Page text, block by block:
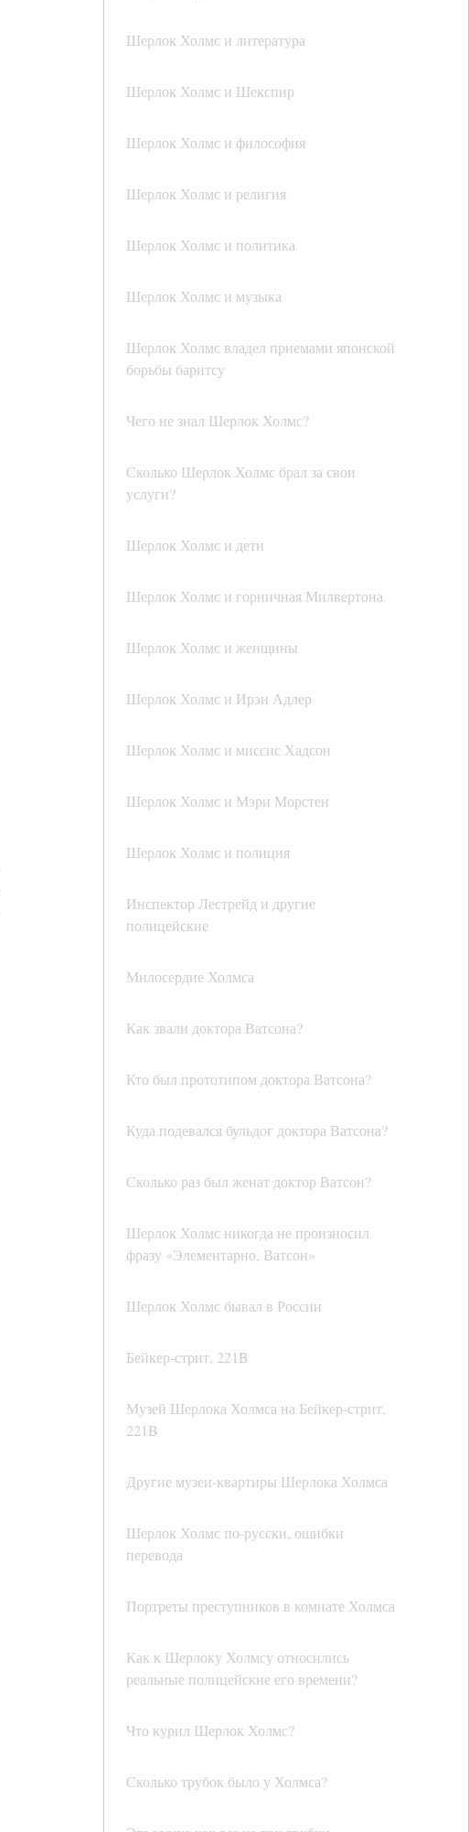
Шерлок Холмс и литература
Шерлок Холмс и Шекспир
Шерлок Холмс и философия
Шерлок Холмс и религия
Шерлок Холмс и политика
Шерлок Холмс и музыка
Шерлок Холмс владел приемами японской
борьбы баритсу
Чего не знал Шерлок Холмс?
Сколько Шерлок Холмс брал за свои
услуги?
Шерлок Холмс и дети
Шерлок Холмс и горничная Милвертона
Шерлок Холмс и женщины
Шерлок Холмс и Ирэн Адлер
Шерлок Холмс и миссис Хадсон
Шерлок Холмс и Мэри Морстен
Шерлок Холмс и полиция
Инспектор Лестрейд и другие
полицейские
Милосердие Холмса
Как звали доктора Ватсона?
Кто был прототипом доктора Ватсона?
Куда подевался бульдог доктора Ватсона?
Сколько раз был женат доктор Ватсон?
Шерлок Холмс никогда не произносил
фразу «Элементарно, Ватсон»
Шерлок Холмс бывал в России
Бейкер-стрит, 221B
Музей Шерлока Холмса на Бейкер-стрит,
221B
Другие музеи-квартиры Шерлока Холмса
Шерлок Холмс по-русски, ошибки
перевода
Портреты преступников в комнате Холмса
Как к Шерлоку Холмсу относились
реальные полицейские его времени?
Что курил Шерлок Холмс?
Сколько трубок было у Холмса?